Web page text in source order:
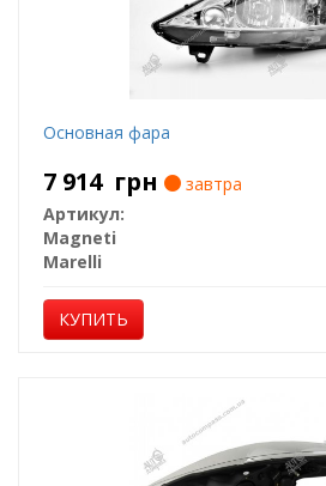
Основная фара
7 914 грн
завтра
Артикул:
Magneti
Marelli
КУПИТЬ